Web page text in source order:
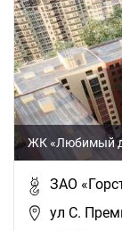
ЖК «Любимый
ЗАО
ул С.